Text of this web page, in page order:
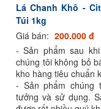
Lá Chanh Khô -
Túi 1kg
Giá bán: 200.000 đ
- Sản phẩm sau
chúng tôi không bỏ
kho hàng tiêu chuẩn
- Sản phẩm chúng
tưởng và sử dụng.